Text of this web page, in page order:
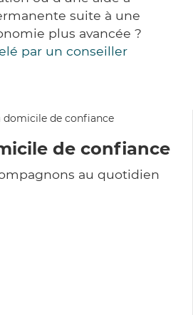
suite à une
plus avancée ?
par un conseiller
de confiance
au quotidien